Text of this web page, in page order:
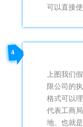
可以直接
4
上图我们
限公司的
格式可以
代表工商
地、也就